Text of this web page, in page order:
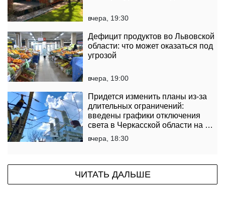
вчера, 19:30
Дефицит продуктов во Львовской
области: что может оказаться под
угрозой
вчера, 19:00
Придется изменить планы из-за
длительных ограничений:
введены графики отключения
света в Черкасской области на 6
и 7 августа
вчера, 18:30
ЧИТАТЬ ДАЛЬШЕ